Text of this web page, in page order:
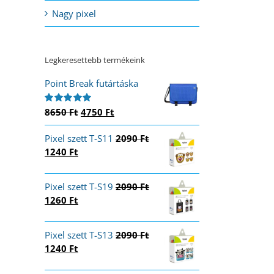
Nagy pixel
Legkeresettebb termékeink
Point Break futártáska
Értékelés:
8650Ft Original
price
was:
4750 Ft
price
is:
Pixel szett T-S11 2090Ft
Original
2090 Ft.
1240 Ft
1240 Ft.
Pixel szett T-S19 2090Ft
Original
2090 Ft.
1260 Ft
1260 Ft.
Pixel szett T-S13 2090Ft
Original
1240 Ft